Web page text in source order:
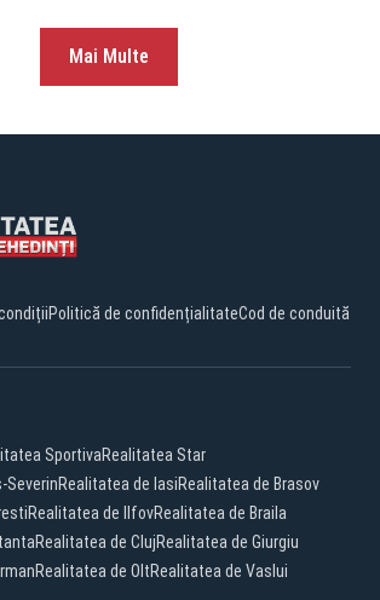
Mai Multe
Politică de confidențialitateCod de conduită
SportivaRealitatea Star
SeverinRealitatea de IasiRealitatea de Brasov
Realitatea de IlfovRealitatea de Braila
Realitatea de ClujRealitatea de Giurgiu
Realitatea de OltRealitatea de Vaslui